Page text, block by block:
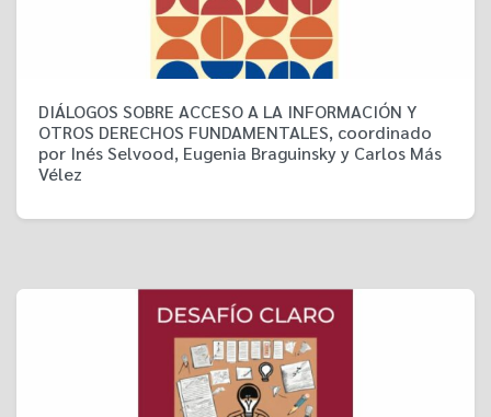
DIÁLOGOS SOBRE ACCESO A LA INFORMACIÓN Y
OTROS DERECHOS FUNDAMENTALES, coordinado
por Inés Selvood, Eugenia Braguinsky y Carlos Más
Vélez